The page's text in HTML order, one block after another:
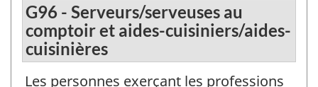
G96 - Serveurs/serveuses au
comptoir et aides-cuisiniers/aides-
cuisinières
Les personnes exerçant les professions